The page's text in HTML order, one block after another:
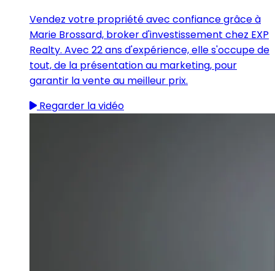
Vendez votre propriété avec confiance grâce à
Marie Brossard, broker d'investissement chez EXP
Realty. Avec 22 ans d'expérience, elle s'occupe de
tout, de la présentation au marketing, pour
garantir la vente au meilleur prix.
Regarder la vidéo